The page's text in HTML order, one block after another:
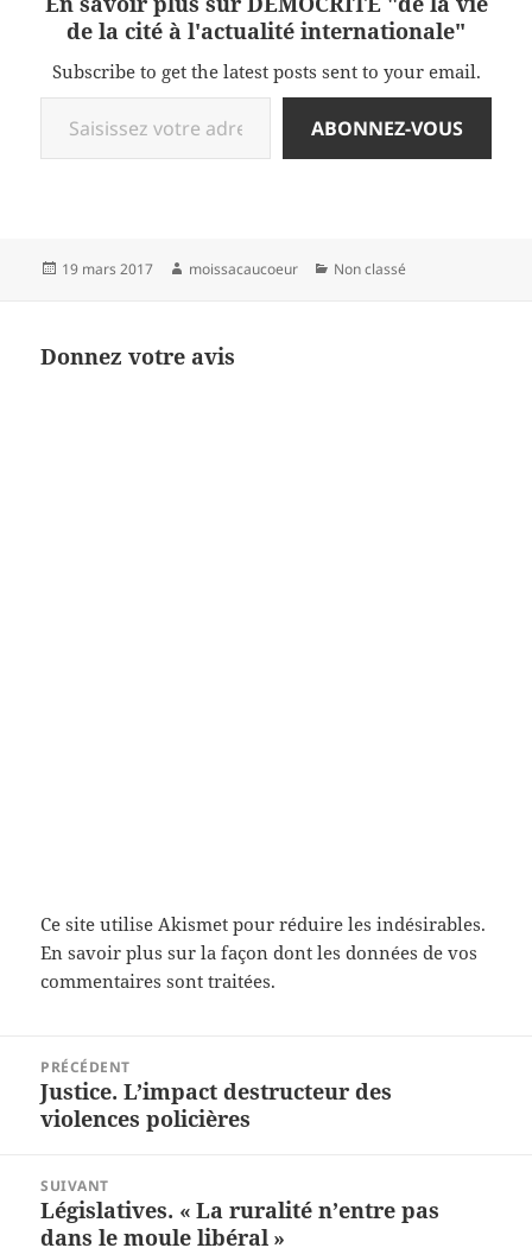
de la cité à l'actualité internationale"
Subscribe to get the latest posts sent to your email.
Saisissez votre adresse e-mail…
ABONNEZ-VOUS
Publié
19 mars 2017 Auteur
moissacaucoeur Catégories
Non classé
Donnez votre avis
Ce site utilise Akismet pour réduire les indésirables.
En savoir plus sur la façon dont les données de vos
commentaires sont traitées.
l’article
PRÉCÉDENT
Article
précédent :
Justice. L’impact destructeur des
violences policières
SUIVANT
Article
suivant :
Législatives. « La ruralité n’entre pas
dans le moule libéral »